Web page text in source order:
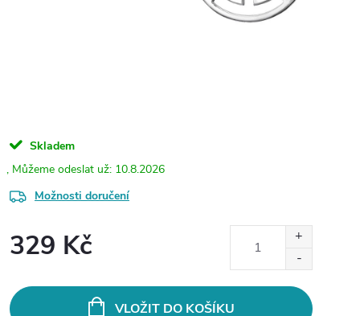
Skladem
10.8.2026
Možnosti doručení
329 Kč
VLOŽIT DO KOŠÍKU